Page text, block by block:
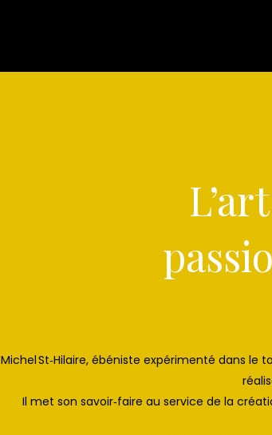
Michel St‑Hilaire, ébéniste expérimenté dans le
Il met son savoir‑faire au service de la